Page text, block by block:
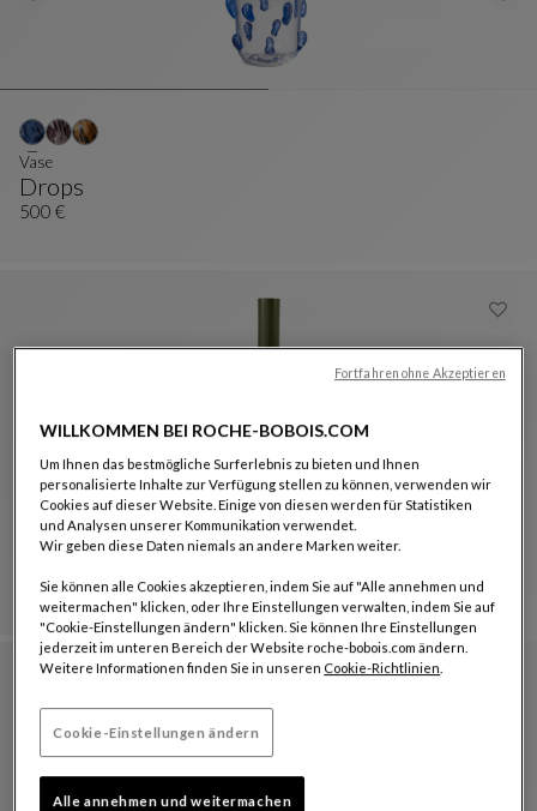
Drops
Vase
Siehe Vollständige Beschreibung
Vase
500 €
Tribu
Krug
Siehe Vollständige Beschreibung
Krug
1.500 €
+3Weitere Farben : 3 verfügbare farben
WILLKOMMEN BEI ROCHE-BOBOIS.COM
Um Ihnen das bestmögliche Surferlebnis zu bieten und Ihnen
personalisierte Inhalte zur Verfügung stellen zu können, verwenden wir
Cookies auf dieser Website. Einige von diesen werden für Statistiken
und Analysen unserer Kommunikation verwendet.
Wir geben diese Daten niemals an andere Marken weiter.
Sie können alle Cookies akzeptieren, indem Sie auf "Alle annehmen und
weitermachen" klicken, oder Ihre Einstellungen verwalten, indem Sie auf
"Cookie-Einstellungen ändern" klicken. Sie können Ihre Einstellungen
jederzeit im unteren Bereich der Website roche-bobois.com ändern.
Weitere Informationen finden Sie in unseren Cookie-Richtlinien
Cookie-Einstellungen ändern
Alle annehmen und weitermachen
Fortfahren ohne Akzeptieren